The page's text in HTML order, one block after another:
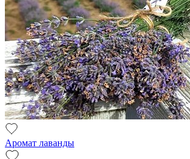
Аромат лаванды